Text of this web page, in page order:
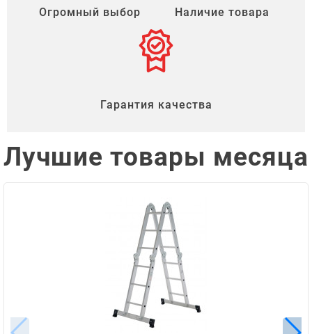
Огромный выбор Наличие товара
Гарантия качества
Лучшие товары месяца